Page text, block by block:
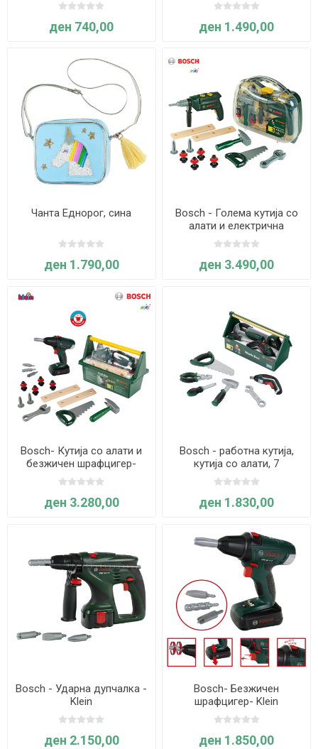
ден 740,00 ден 1.490,00
Чанта Еднорог, сина
ден 1.790,00
Bosch - Голема кутија со
алати и електрична
дупчалка - Klein
ден 3.490,00
Bosch- Кутија со алати и
безжичен шрафцигер-
Klein
ден 3.280,00
Bosch - работна кутија,
кутија со алати, 7
парчиња- Klein
ден 1.830,00
Bosch - Ударна дупчалка -
Klein
ден 2.150,00
Bosch- Безжичен
шрафцигер- Klein
ден 1.850,00